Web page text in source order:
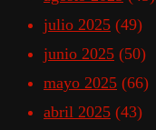
julio 2025 (49)
junio 2025 (50)
mayo 2025 (66)
abril 2025 (43)